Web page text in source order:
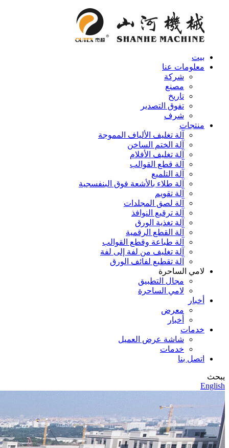
بيت
معلومات عنا
شركة
مصنع
تاريخ
تفوق التصدير
شرف
منتجات
آلة تغليف الألياف المموجة
آلة الختم الساخن
آلة تغليف الأفلام
آلة قطع القوالب
آلة التلميع
آلة طلاء بالأشعة فوق البنفسجية
آلة تقويم
آلة لصق المجلدات
آلة ترقيع النوافذ
آلة تغذية الورق
آلة القطع الرقمية
آلة طباعة وقطع القوالب
آلة تغليف من لفة إلى لفة
آلة تقطيع لفائف الورق
لامي الساحرة
مجال التطبيق
لامي الساحرة
أخبار
معرض
أخبار
خدمات
شاشة عرض العميل
خدمات
اتصل بنا
يبحث
English